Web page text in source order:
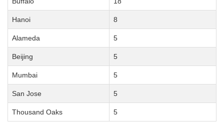
Hanoi 8
Alameda 5
Beijing 5
Mumbai 5
San Jose 5
Thousand Oaks 5